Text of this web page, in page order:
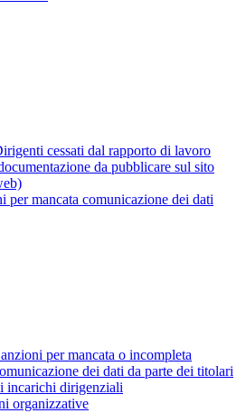
cessati dal rapporto di lavoro
da pubblicare sul sito
per mancata comunicazione dei dati
per mancata o incompleta
dei dati da parte dei titolari
incarichi dirigenziali
organizzative